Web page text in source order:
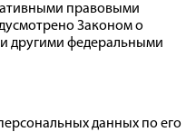
правовыми
Законом о
другими федеральными
данных по его